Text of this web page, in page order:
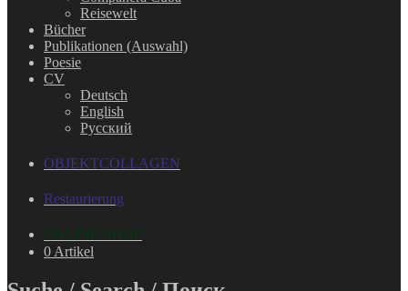
Reisewelt
Bücher
Publikationen (Auswahl)
Poesie
CV
Deutsch
English
Русский
OBJEKTCOLLAGEN
Restaurierung
ONLINE-SHOP
0 Artikel